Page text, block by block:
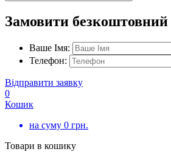
Замовити безкоштовний
Ваше Імя:
Телефон:
Відправити заявку
0
Кошик
на суму 0 грн.
Товари в кошику